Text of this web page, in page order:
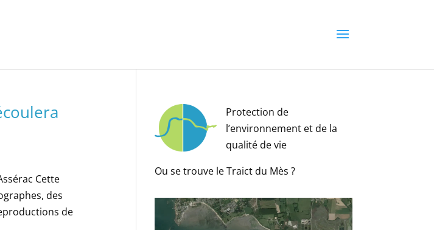
Cette
des
de
Protection de
l’environnement et de la
qualité de vie
Ou se trouve le Traict du Mès ?